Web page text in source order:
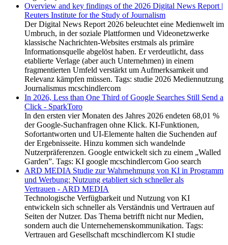
Overview and key findings of the 2026 Digital News Report |
Reuters Institute for the Study of Journalism
Der Digital News Report 2026 beleuchtet eine Medienwelt im
Umbruch, in der soziale Plattformen und Videonetzwerke
klassische Nachrichten-Websites erstmals als primäre
Informationsquelle abgelöst haben. Er verdeutlicht, dass
etablierte Verlage (aber auch Unternehmen) in einem
fragmentierten Umfeld verstärkt um Aufmerksamkeit und
Relevanz kämpfen müssen. Tags: studie 2026 Mediennutzung
Journalismus mcschindlercom
In 2026, Less than One Third of Google Searches Still Send a
Click - SparkToro
In den ersten vier Monaten des Jahres 2026 endeten 68,01 %
der Google-Suchanfragen ohne Klick. KI-Funktionen,
Sofortantworten und UI-Elemente halten die Suchenden auf
der Ergebnisseite. Hinzu kommen sich wandelnde
Nutzerpräferenzen. Google entwickelt sich zu einem „Walled
Garden”. Tags: KI google mcschindlercom Goo search
ARD MEDIA Studie zur Wahrnehmung von KI in Programm
und Werbung: Nutzung etabliert sich schneller als
Vertrauen - ARD MEDIA
Technologische Verfügbarkeit und Nutzung von KI
entwickeln sich schneller als Verständnis und Vertrauen auf
Seiten der Nutzer. Das Thema betrifft nicht nur Medien,
sondern auch die Unternehemenskommunikation. Tags:
Vertrauen ard Gesellschaft mcschindlercom KI studie